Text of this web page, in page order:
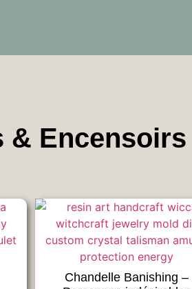
& Encensoirs
Chandelle Banishing –